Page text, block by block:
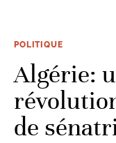
POLITIQUE
Algérie:
de